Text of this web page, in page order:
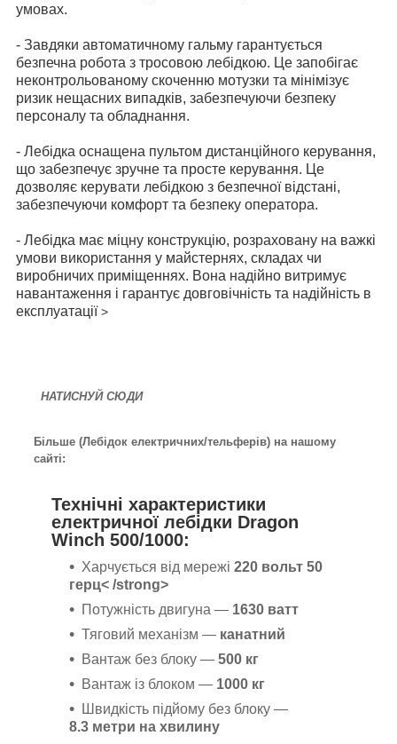
умовах.
- Завдяки автоматичному гальму гарантується
безпечна робота з тросовою лебідкою. Це запобігає
неконтрольованому скоченню мотузки та мінімізує
ризик нещасних випадків, забезпечуючи безпеку
персоналу та обладнання.
- Лебідка оснащена пультом дистанційного керування,
що забезпечує зручне та просте керування. Це
дозволяє керувати лебідкою з безпечної відстані,
забезпечуючи комфорт та безпеку оператора.
- Лебідка має міцну конструкцію, розраховану на важкі
умови використання у майстернях, складах чи
виробничих приміщеннях. Вона надійно витримує
навантаження і гарантує довговічність та надійність в
експлуатації>
Технічні характеристики
електричної лебідки Dragon
Winch 500/1000:
Харчується від мережі 220 вольт 50
герц< /strong>
Потужність двигуна — 1630 ватт
Тяговий механізм — канатний
Вантаж без блоку — 500 кг
Вантаж із блоком — 1000 кг
Швидкість підйому без блоку —
8.3 метри на хвилину
Більше (Лебідок електричних/тельферів) на нашому
сайті:
НАТИСНУЙ СЮДИ